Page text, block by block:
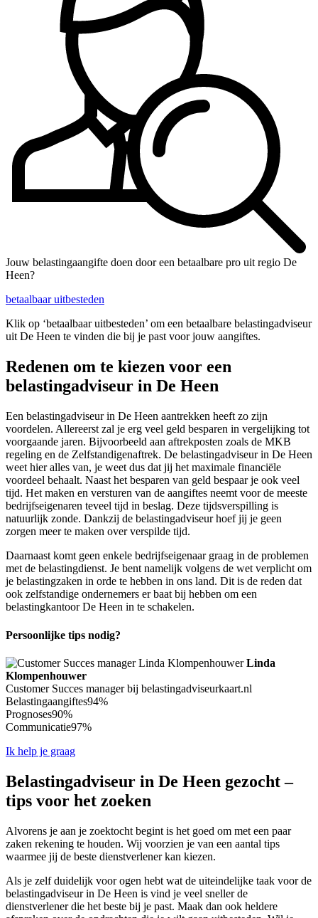
Jouw belastingaangifte doen door een betaalbare pro uit regio De
Heen?
betaalbaar uitbesteden
Klik op ‘betaalbaar uitbesteden’ om een betaalbare belastingadviseur
uit De Heen te vinden die bij je past voor jouw aangiftes.
Redenen om te kiezen voor een
belastingadviseur in De Heen
Een belastingadviseur in De Heen aantrekken heeft zo zijn
voordelen. Allereerst zal je erg veel geld besparen in vergelijking tot
voorgaande jaren. Bijvoorbeeld aan aftrekposten zoals de MKB
regeling en de Zelfstandigenaftrek. De belastingadviseur in De Heen
weet hier alles van, je weet dus dat jij het maximale financiële
voordeel behaalt. Naast het besparen van geld bespaar je ook veel
tijd. Het maken en versturen van de aangiftes neemt voor de meeste
bedrijfseigenaren teveel tijd in beslag. Deze tijdsverspilling is
natuurlijk zonde. Dankzij de belastingadviseur hoef jij je geen
zorgen meer te maken over verspilde tijd.
Daarnaast komt geen enkele bedrijfseigenaar graag in de problemen
met de belastingdienst. Je bent namelijk volgens de wet verplicht om
je belastingzaken in orde te hebben in ons land. Dit is de reden dat
ook zelfstandige ondernemers er baat bij hebben om een
belastingkantoor De Heen in te schakelen.
Persoonlijke tips nodig?
Linda
Klompenhouwer
Customer Succes manager bij belastingadviseurkaart.nl
Belastingaangiftes94%
Prognoses90%
Communicatie97%
Ik help je graag
Belastingadviseur in De Heen gezocht –
tips voor het zoeken
Alvorens je aan je zoektocht begint is het goed om met een paar
zaken rekening te houden. Wij voorzien je van een aantal tips
waarmee jij de beste dienstverlener kan kiezen.
Als je zelf duidelijk voor ogen hebt wat de uiteindelijke taak voor de
belastingadviseur in De Heen is vind je veel sneller de
dienstverlener die het beste bij je past. Maak dan ook heldere